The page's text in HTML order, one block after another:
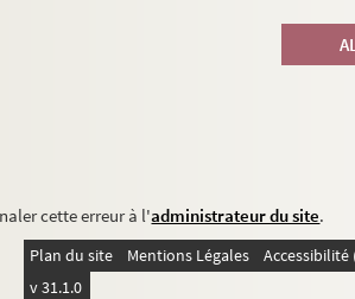
cette erreur à l'administrateur du site.
Plan du site Mentions Légales
v 31.1.0